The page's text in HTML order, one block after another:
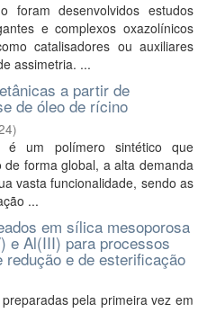
foram desenvolvidos estudos
e complexos oxazolínicos
catalisadores ou auxiliares
assimetria. ...
a partir de
de óleo de rícino
)
é um polímero sintético que
forma global, a alta demanda
vasta funcionalidade, sendo as
...
em sílica mesoporosa
e Al(III) para processos
e de esterificação
pela primeira vez em